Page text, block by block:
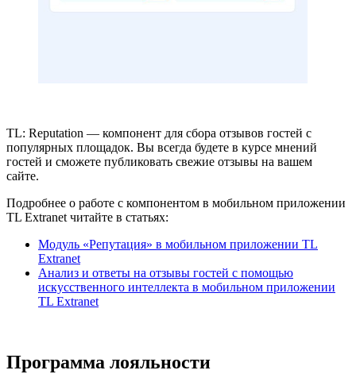
TL: Reputation — компонент для сбора отзывов гостей с
популярных площадок. Вы всегда будете в курсе мнений
гостей и сможете публиковать свежие отзывы на вашем
сайте.
Подробнее о работе с компонентом в мобильном приложении
TL Extranet читайте в статьях:
Модуль «Репутация» в мобильном приложении TL
Extranet
Анализ и ответы на отзывы гостей с помощью
искусственного интеллекта в мобильном приложении
TL Extranet
Программа лояльности